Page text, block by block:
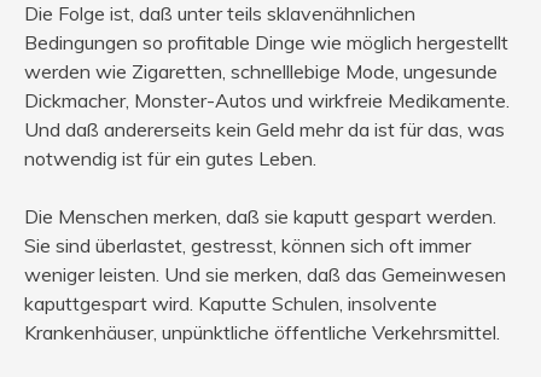
Die Folge ist, daß unter teils sklavenähnlichen
Bedingungen so profitable Dinge wie möglich hergestellt
werden wie Zigaretten, schnelllebige Mode, ungesunde
Dickmacher, Monster-Autos und wirkfreie Medikamente.
Und daß andererseits kein Geld mehr da ist für das, was
notwendig ist für ein gutes Leben.
Die Menschen merken, daß sie kaputt gespart werden.
Sie sind überlastet, gestresst, können sich oft immer
weniger leisten. Und sie merken, daß das Gemeinwesen
kaputtgespart wird. Kaputte Schulen, insolvente
Krankenhäuser, unpünktliche öffentliche Verkehrsmittel.